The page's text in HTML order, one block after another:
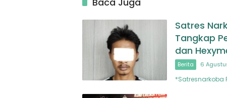
Satres
Tangkap
dan
Berita 6
*Satresnarkoba